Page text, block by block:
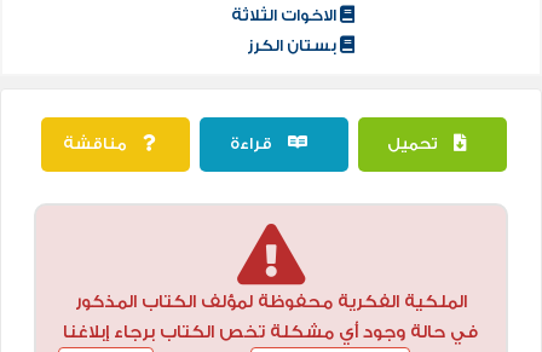
الاخوات الثلاثة
بستان الكرز
تحميل قراءة مناقشة
الملكية الفكرية محفوظة لمؤلف الكتاب المذكور
في حالة وجود أي مشكلة تخص الكتاب برجاء إبلاغنا